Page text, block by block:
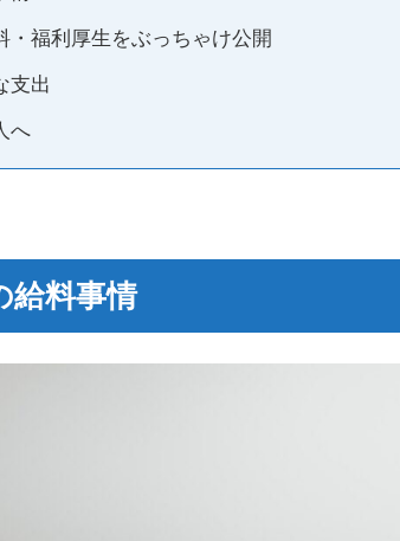
・福利厚生をぶっちゃけ公開
支出
へ
給料事情